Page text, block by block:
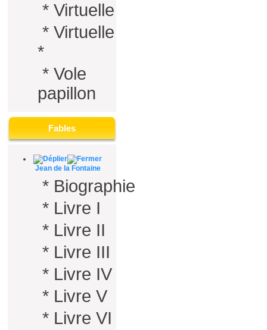
* Virtuelle
* Virtuelle
*
* Vole
papillon
Fables
Jean de la Fontaine
* Biographie
* Livre I
* Livre II
* Livre III
* Livre IV
* Livre V
* Livre VI